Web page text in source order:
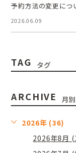
予約方法の変更につ
2026.06.09
TAG タグ
ARCHIVE 月
2026年 (36)
2026年8月